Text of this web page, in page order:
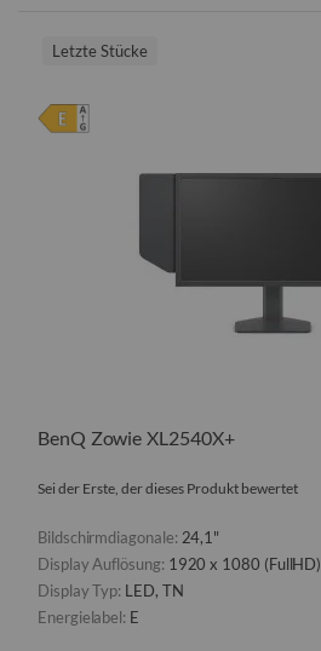
BenQ Zowie XL2540X+
Sei der Erste, der dieses Produkt bewertet
Bildschirmdiagonale: 24,1"
Display Auflösung: 1920 x 1080 (FullHD)
Display Typ: LED, TN
Energielabel: E
Letzte Stücke